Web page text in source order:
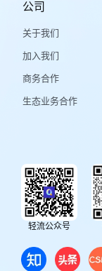
公司
关于我们
加入我们
商务合作
生态业务合作
轻流公众号